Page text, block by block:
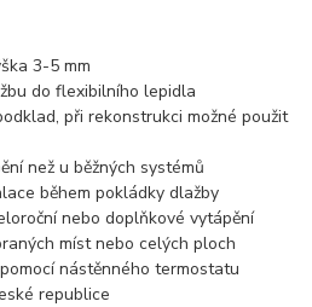
3-5 mm
do flexibilního lepidla
při rekonstrukci možné použit
než u běžných systémů
během pokládky dlažby
nebo doplňkové vytápění
míst nebo celých ploch
nástěnného termostatu
republice